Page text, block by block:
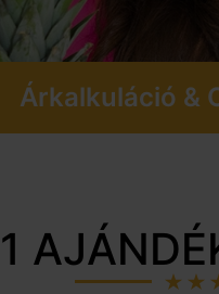
Árkalkuláció &